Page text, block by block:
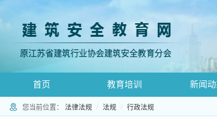
首页 教育培训 新闻
登录跳转 师资登录页面
您当前位置： 法律法规 法规 行政法规